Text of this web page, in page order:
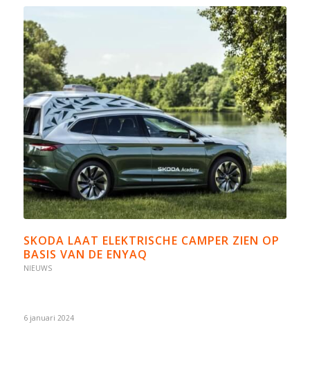
SKODA LAAT ELEKTRISCHE CAMPER ZIEN OP
BASIS VAN DE ENYAQ
NIEUWS
6 januari 2024